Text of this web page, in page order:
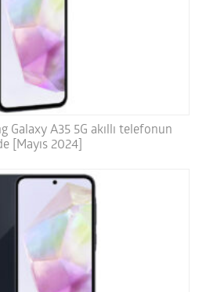
Galaxy A35 5G akıllı telefonun
[Mayıs 2024]